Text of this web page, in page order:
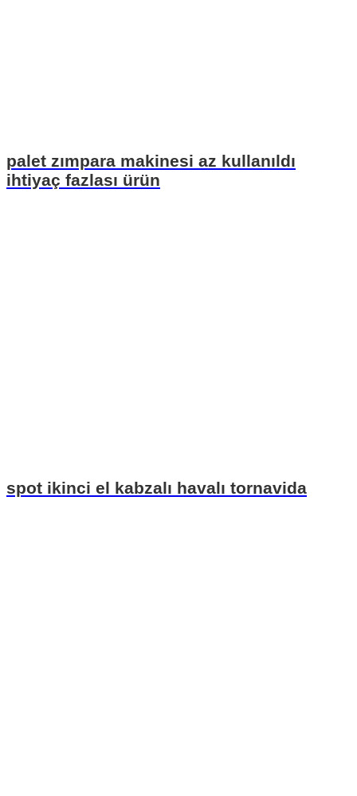
palet zımpara makinesi az kullanıldı
ihtiyaç fazlası ürün
spot ikinci el kabzalı havalı tornavida